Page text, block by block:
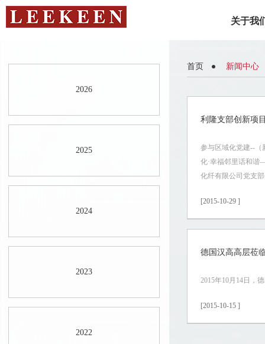
关于我
2026
2025
2024
2023
2022
首页 新闻中心
利隆支部创新项
参与区域化党建--（
化·幸福邻里话和谐
化纤有限公司党支
[2015-10-29 ]
德国汉高高层莅
2015年10月14日，
[2015-10-15 ]